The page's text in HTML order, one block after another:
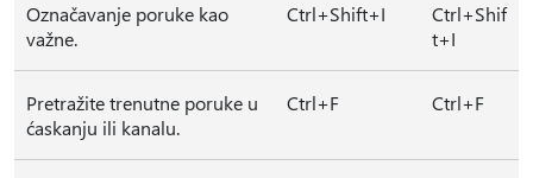
Označavanje poruke kao
važne.
Ctrl+Shift+I
Ctrl+Shif
t+I
Pretražite trenutne poruke u
ćaskanju ili kanalu.
Ctrl+F Ctrl+F